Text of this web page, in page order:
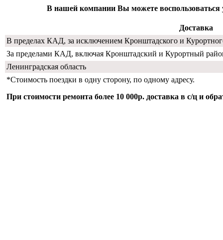
В нашей компании Вы можете воспользоваться
Доставка
В пределах КАД, за исключением Кронштадского и
За пределами КАД, включая Кронштадский и Курортный
Ленинградская область
*Стоимость поездки в одну сторону, по одному адресу.
При стоимости ремонта более 10 000р. доставка в с/ц и